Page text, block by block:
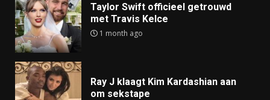
Taylor Swift officieel getrouwd
met Travis Kelce
1 month ago
Ray J klaagt Kim Kardashian aan
om sekstape